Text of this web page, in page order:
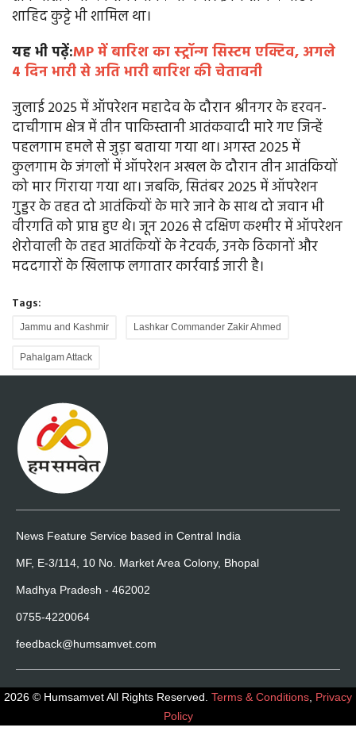
शाहिद कुट्टे भी शामिल था।
यह भी पढ़ें:MP में बारिश का स्ट्रॉन्ग सिस्टम एक्टिव, अगले
4 दिन भारी से अति भारी बारिश की चेतावनी
जुलाई 2025 में ऑपरेशन महादेव के दौरान श्रीनगर के हरवन-
दाचीगाम क्षेत्र में तीन पाकिस्तानी आतंकवादी मारे गए जिन्हें
पहलगाम हमले से जुड़ा बताया गया था। अगस्त 2025 में
कुलगाम के जंगलों में ऑपरेशन अखल के दौरान तीन आतंकियों
को मार गिराया गया था। जबकि, सितंबर 2025 में ऑपरेशन
गुड्डर के तहत दो आतंकियों के मारे जाने के साथ दो जवान भी
वीरगति को प्राप्त हुए थे। जून 2026 से दक्षिण कश्मीर में ऑपरेशन
शेरोवाली के तहत आतंकियों के नेटवर्क, उनके ठिकानों और
मददगारों के खिलाफ लगातार कार्रवाई जारी है।
Tags:
Jammu and Kashmir Lashkar Commander Zakir Ahmed
Pahalgam Attack
News Feature Service based in Central India
MF, E-3/114, 10 No. Market Area Colony, Bhopal
Madhya Pradesh - 462002
0755-4220064
feedback@humsamvet.com
2026 © Humsamvet All Rights Reserved. Terms & Conditions Privacy
Policy